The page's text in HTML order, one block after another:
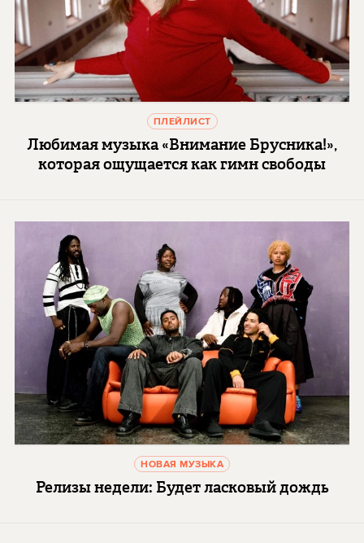
ПЛЕЙЛИСТ
Любимая музыка «Внимание Брусника!»,
которая ощущается как гимн свободы
НОВАЯ МУЗЫКА
Релизы недели: Будет ласковый дождь